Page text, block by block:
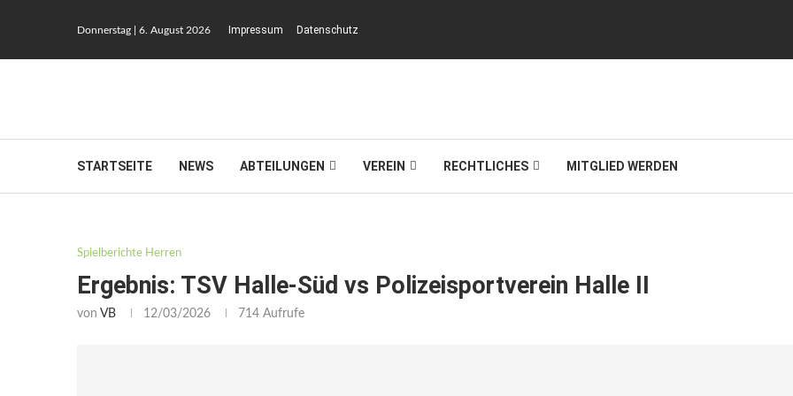
Donnerstag | 6. August 2026 Impressum Datenschutz
STARTSEITE NEWS ABTEILUNGEN VEREIN RECHTLICHES MITGLIED WERDEN
Spielberichte Herren
Ergebnis: TSV Halle-Süd vs Polizeisportverein Halle II
von VB 12/03/2026 714 Aufrufe